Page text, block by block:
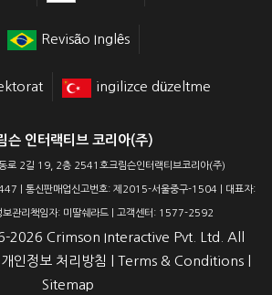
Revisão Inglês
ingilizce düzeltme
슨 인터랙티브 코리아(주)
로 2길 19, 2층 2541호크림슨인터랙티브코리아(주)
| 통신판매업신고번호: 제2015-서울중구-1504 | 대표자:
보관리책임자: 미딸쉐라드 | 고객센터: 1577-2592
2026 Crimson Interactive Pvt. Ltd. All
개인정보 처리방침 Terms & Conditions
Sitemap